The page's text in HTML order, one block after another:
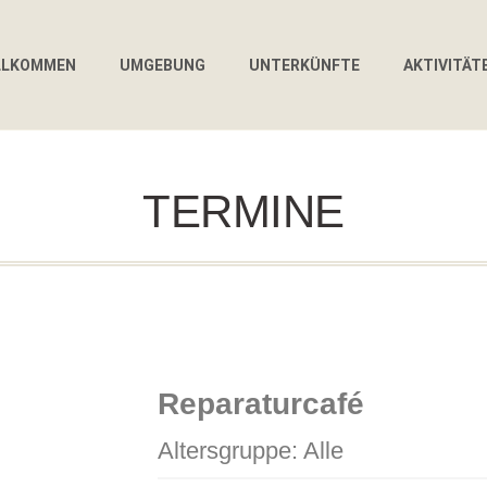
UMGEBUNG UNTERKÜNFTE
TERMINE
Reparaturcafé
Altersgruppe: Alle